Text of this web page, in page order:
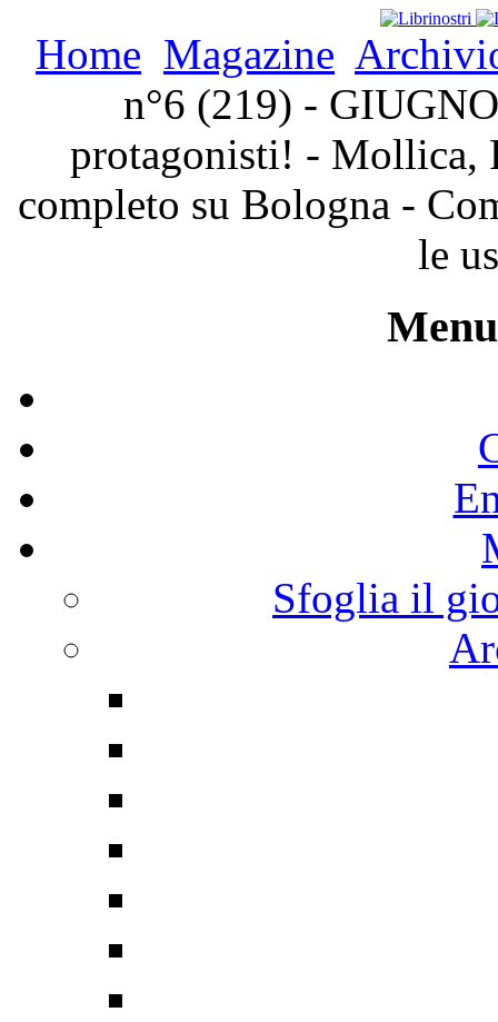
Home Magazine
n°6 (219) -
protagonisti! - Mollica,
completo su Bologna -
le
Sfoglia il